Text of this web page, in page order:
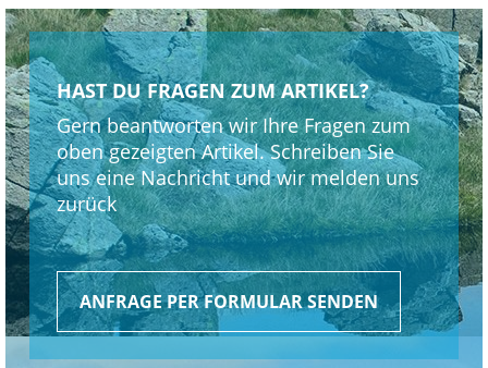
HAST DU FRAGEN ZUM ARTIKEL?
Gern beantworten wir Ihre Fragen zum
oben gezeigten Artikel. Schreiben Sie
uns eine Nachricht und wir melden uns
zurück
ANFRAGE PER FORMULAR SENDEN